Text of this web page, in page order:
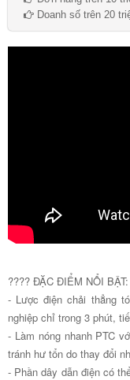
Doanh số trên 20
???? ĐẶC ĐIỂM NỔI BẬT:
- Lược điện chải thẳng
nghiệp chỉ trong 3 phút,
- Làm nóng nhanh PTC
tránh hư tổn do thay đổi
- Phần dây dẫn điện có